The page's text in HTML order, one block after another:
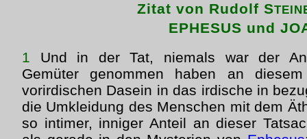
Zitat von Rudolf S
EPHESUS und
1 Und in der Tat, niemals war der
Gemüter genommen haben an
vorirdischen Dasein in das irdische in
die Umkleidung des Menschen mit dem
so intimer, inniger Anteil an dieser